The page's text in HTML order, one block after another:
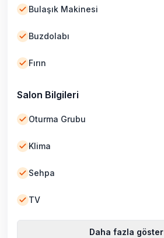
Bulaşık Makinesi
Buzdolabı
Fırın
Salon Bilgileri
Oturma Grubu
Klima
Sehpa
TV
Daha fazla göster